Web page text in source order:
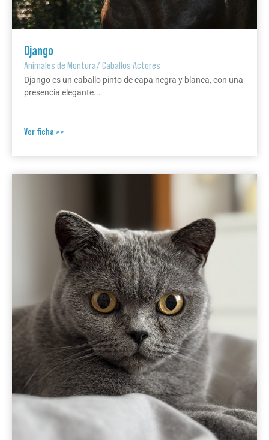
Django
Animales de Montura/Caballos Actores
Django es un caballo pinto de capa negra y blanca, con una
presencia elegante...
Ver ficha >>